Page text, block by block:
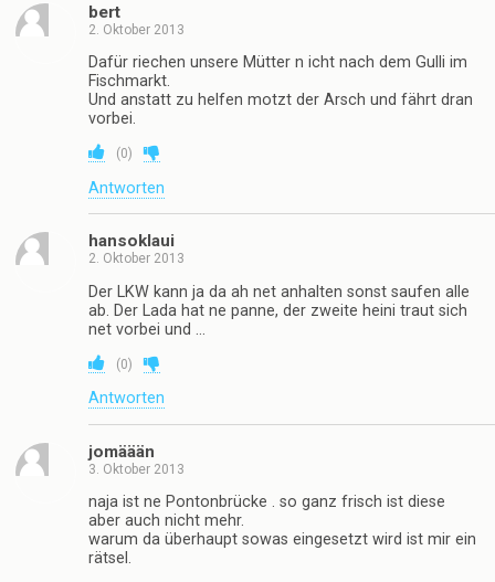
bert
2. Oktober 2013
Dafür riechen unsere Mütter n icht nach dem Gulli im
Fischmarkt.
Und anstatt zu helfen motzt der Arsch und fährt dran
vorbei.
(0)
Antworten
hansoklaui
2. Oktober 2013
Der LKW kann ja da ah net anhalten sonst saufen alle
ab. Der Lada hat ne panne, der zweite heini traut sich
net vorbei und …
(0)
Antworten
jomäään
3. Oktober 2013
naja ist ne Pontonbrücke . so ganz frisch ist diese
aber auch nicht mehr.
warum da überhaupt sowas eingesetzt wird ist mir ein
rätsel.